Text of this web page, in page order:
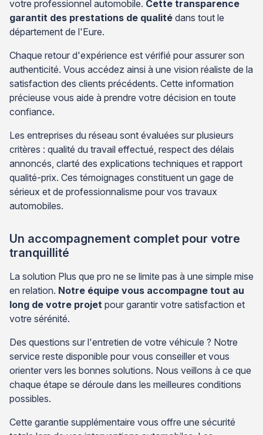
votre professionnel automobile. Cette transparence
garantit des prestations de qualité dans tout le
département de l'Eure.
Chaque retour d'expérience est vérifié pour assurer son
authenticité. Vous accédez ainsi à une vision réaliste de la
satisfaction des clients précédents. Cette information
précieuse vous aide à prendre votre décision en toute
confiance.
Les entreprises du réseau sont évaluées sur plusieurs
critères : qualité du travail effectué, respect des délais
annoncés, clarté des explications techniques et rapport
qualité-prix. Ces témoignages constituent un gage de
sérieux et de professionnalisme pour vos travaux
automobiles.
Un accompagnement complet pour votre
tranquillité
La solution Plus que pro ne se limite pas à une simple mise
en relation. Notre équipe vous accompagne tout au
long de votre projet pour garantir votre satisfaction et
votre sérénité.
Des questions sur l'entretien de votre véhicule ? Notre
service reste disponible pour vous conseiller et vous
orienter vers les bonnes solutions. Nous veillons à ce que
chaque étape se déroule dans les meilleures conditions
possibles.
Cette garantie supplémentaire vous offre une sécurité